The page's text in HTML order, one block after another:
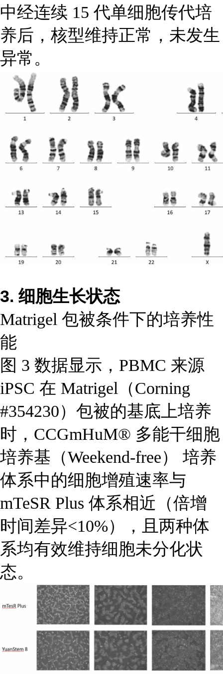
中经连续 15 代单细胞传代培
养后，核型维持正常，未发生
异常。
3. 细胞生长状态
Matrigel 包被条件下的培养性
能
图 3 数据显示，PBMC 来源
iPSC 在 Matrigel（Corning
#354230）包被的基底上培养
时，CCGmHuM® 多能干细胞
培养基（Weekend-free） 培养
体系中的细胞增殖速率与
mTeSR Plus 体系相近（倍增
时间差异<10%），且两种体
系均有效维持细胞未分化状
态。